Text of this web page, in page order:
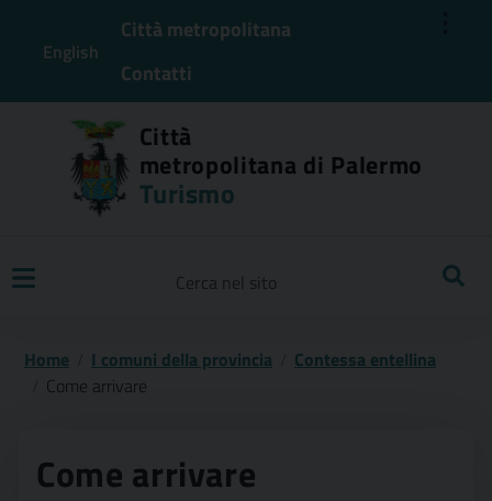
English
Città metropolitana
Contatti
Città
metropolitana di Palermo
Turismo
Home I comuni della provincia
Contessa entellina
Come arrivare
Come arrivare